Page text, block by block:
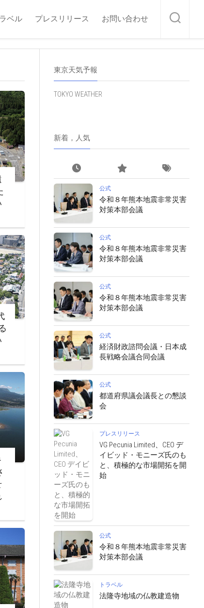
ベル プレスリリース お問い合わせ
東京天気予報
TOKYO WEATHER
新着，人気
公式
令和８年熊本地震非常災害
対策本部会議
公式
令和８年熊本地震非常災害
対策本部会議
公式
令和８年熊本地震非常災害
対策本部会議
公式
経済財政諮問会議・日本成
長戦略会議合同会議
公式
都道府県議会議長との懇談
会
プレスリリース
VG Pecunia Limited、CEO デ
イビッド・モニーズ氏のも
と、積極的な市場開拓を開
始
公式
令和８年熊本地震非常災害
対策本部会議
トラベル
法隆寺地域の仏教建造物